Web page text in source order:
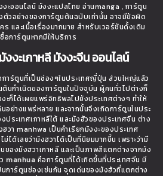
ะออนไลน์ มังงะแปลไทย อ่านmanga , การ์ตูน
ตัวอย่างของการ์ตูนต้นฉบับเท่านั้น อาจมีข้อผิด
และเนื้อเรื่องมากมาย สำหรับเวอร์ชันดั้งเดิม
อการ์ตูนหากมีให้บริการ
งะเกาหลี มังงะจีน ออนไลน์
าร์ตูนที่เป็นช่องๆในประเทศญี่ปุ่น ส่วนใหญ่แล้ว
ต้นกำเนิดของการ์ตูนในปัจจุบัน ผู้คนทั่วไปต่างก็
ะก็ได้เผยแพร่อิทธิพลไปยังประเทศต่างๆ ทำให้
อย่างแพร่หลาย และจากนั้นจึงเกิดการ์ตูนในประ
ระเทศเกาหลีใต้ และมังฮัวของประเทศจีน ต่าง
วา manhwa เป็นคำเรียกมังงะของประเทศ
ม่ได้เลยว่ามังฮวาได้เป็นที่นิยมมากขึ้น เพราะว่ามี
ของมังฮวาเกาหลี และเป็นภาพสีแตกต่างจากมัง
manhua คือการ์ตูนที่ได้เกิดขึ้นที่ประเทศจีน มี
นการ์ตูนช่องเช่นกัน จุดเด่นของมังฮัวที่แตกต่าง